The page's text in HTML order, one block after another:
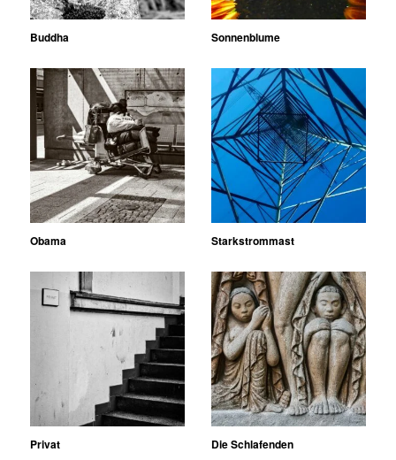
Buddha Sonnenblume
Obama Starkstrommast
Privat Die Schlafenden